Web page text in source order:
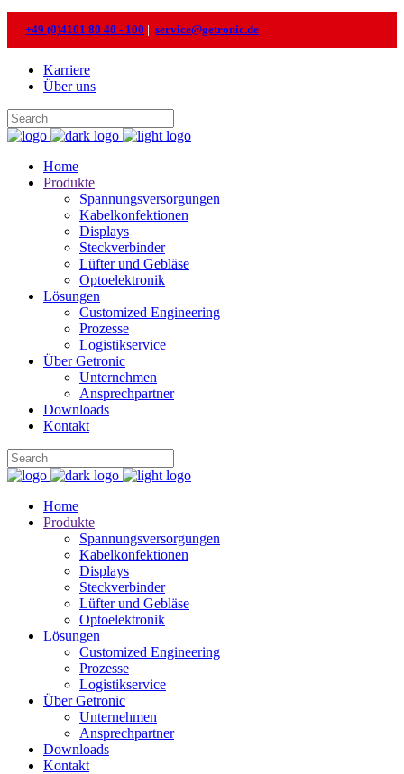
+49 (0)4101 80 40 - 100 | service@getronic.de
Karriere
Über uns
Home
Produkte
Spannungsversorgungen
Kabelkonfektionen
Displays
Steckverbinder
Lüfter und Gebläse
Optoelektronik
Lösungen
Customized Engineering
Prozesse
Logistikservice
Über Getronic
Unternehmen
Ansprechpartner
Downloads
Kontakt
Home
Produkte
Spannungsversorgungen
Kabelkonfektionen
Displays
Steckverbinder
Lüfter und Gebläse
Optoelektronik
Lösungen
Customized Engineering
Prozesse
Logistikservice
Über Getronic
Unternehmen
Ansprechpartner
Downloads
Kontakt